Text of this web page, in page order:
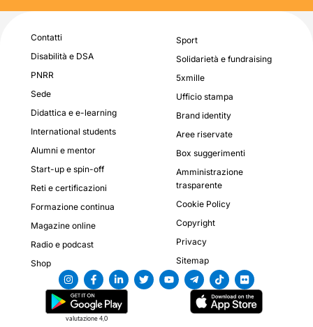
Contatti
Disabilità e DSA
PNRR
Sede
Didattica e e-learning
International students
Alumni e mentor
Start-up e spin-off
Reti e certificazioni
Formazione continua
Magazine online
Radio e podcast
Shop
Sport
Solidarietà e fundraising
5xmille
Ufficio stampa
Brand identity
Aree riservate
Box suggerimenti
Amministrazione
trasparente
Cookie Policy
Copyright
Privacy
Sitemap
valutazione 4,0